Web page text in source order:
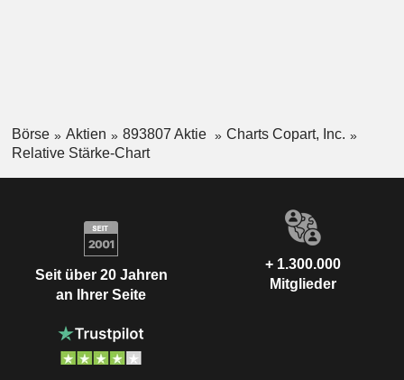
Börse Aktien 893807 Aktie
Charts Copart, Inc.
Relative Stärke-Chart
Seit über 20 Jahren
an Ihrer Seite
+ 1.300.000
Mitglieder